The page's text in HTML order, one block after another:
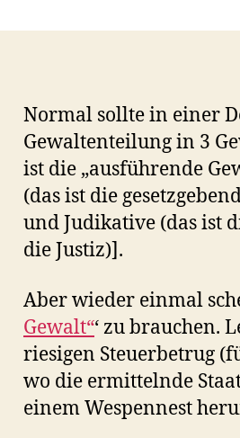
Normal sollte in einer
Gewaltenteilung in 3
ist die „ausführende
(das ist die
und Judikative (das ist
die Justiz)].
Aber wieder einmal
Gewalt“‘ zu brauchen.
riesigen Steuerbetrug
wo die ermittelnde
einem Wespennest